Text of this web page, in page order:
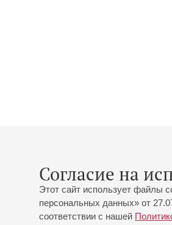
Согласие на
Этот сайт использует файлы
персональных данных» от
соответствии с нашей